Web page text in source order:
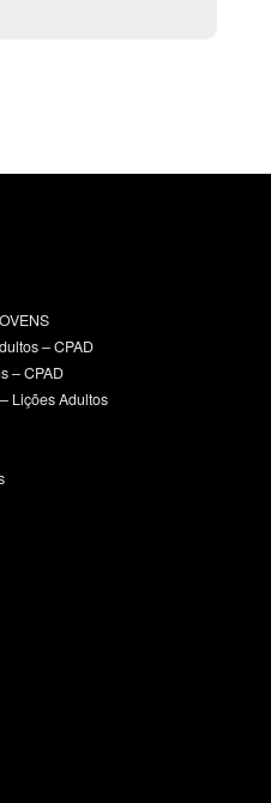
– CPAD
– CPAD
Lições Adultos